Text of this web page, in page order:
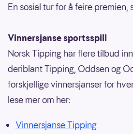
En sosial tur for å feire premien,
Vinnersjanse sportsspill
Norsk Tipping har flere tilbud
deriblant Tipping, Oddsen og
forskjellige vinnersjanser for
lese mer om her:
Vinnersjanse Tipping